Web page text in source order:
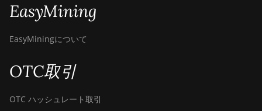
Canaan Avalon A15XP-206T
(300Th)
Canaan Avalon Made A1346
Canaan Avalon Made A1366
EasyMining
EasyMiningについて
OTC取引
OTC ハッシュレート取引